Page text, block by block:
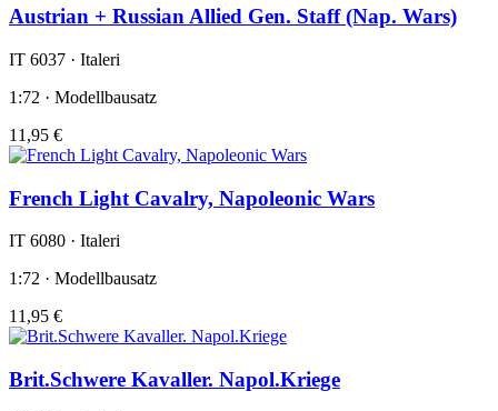
Austrian + Russian Allied Gen. Staff (Nap. Wars)
IT 6037 · Italeri
1:72 · Modellbausatz
11,95 €
French Light Cavalry, Napoleonic Wars
IT 6080 · Italeri
1:72 · Modellbausatz
11,95 €
Brit.Schwere Kavaller. Napol.Kriege